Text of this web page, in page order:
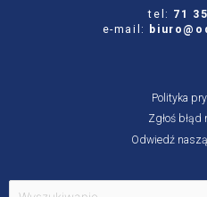
tel: 71
e-mail:
Polityka
Zgłoś błąd
Odwiedź
Szukaj